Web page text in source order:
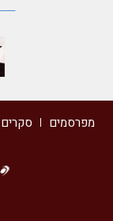
מפרסמים סקרים